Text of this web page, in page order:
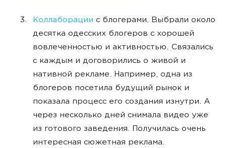
Коллаборации с блогерами. Выбрали около
десятка одесских блогеров с хорошей
вовлеченностью и активностью. Связались
с каждым и договорились о живой и
нативной рекламе. Например, одна из
блогеров посетила будущий рынок и
показала процесс его создания изнутри. А
через несколько дней снимала видео уже
из готового заведения. Получилась очень
интересная сюжетная реклама.